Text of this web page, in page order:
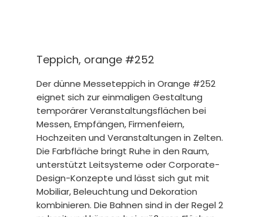
Teppich, orange #252
Der dünne Messeteppich in Orange #252
eignet sich zur einmaligen Gestaltung
temporärer Veranstaltungsflächen bei
Messen, Empfängen, Firmenfeiern,
Hochzeiten und Veranstaltungen in Zelten.
Die Farbfläche bringt Ruhe in den Raum,
unterstützt Leitsysteme oder Corporate-
Design-Konzepte und lässt sich gut mit
Mobiliar, Beleuchtung und Dekoration
kombinieren. Die Bahnen sind in der Regel 2